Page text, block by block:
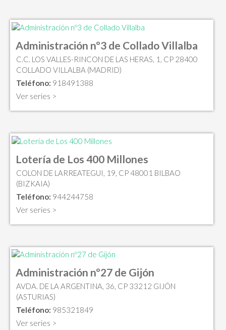
Administración nº3 de Collado Villalba
C.C. LOS VALLES-RINCON DE LAS HERAS, 1, CP 28400
COLLADO VILLALBA (MADRID)
Teléfono: 918491388
Ver series >
Lotería de Los 400 Millones
COLON DE LARREATEGUI, 19, CP 48001 BILBAO
(BIZKAIA)
Teléfono: 944244758
Ver series >
Administración nº27 de Gijón
AVDA. DE LA ARGENTINA, 36, CP 33212 GIJÓN
(ASTURIAS)
Teléfono: 985321849
Ver series >